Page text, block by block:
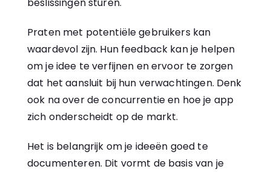
beslissingen sturen.
Praten met potentiële gebruikers kan
waardevol zijn. Hun feedback kan je helpen
om je idee te verfijnen en ervoor te zorgen
dat het aansluit bij hun verwachtingen. Denk
ook na over de concurrentie en hoe je app
zich onderscheidt op de markt.
Het is belangrijk om je ideeën goed te
documenteren. Dit vormt de basis van je